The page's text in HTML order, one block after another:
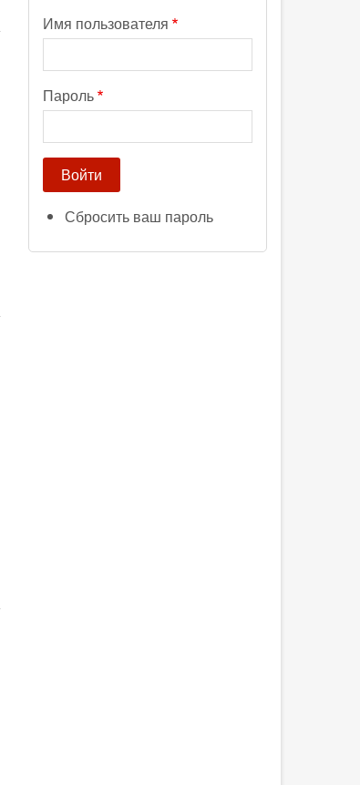
Имя пользователя
Пароль
Сбросить ваш пароль